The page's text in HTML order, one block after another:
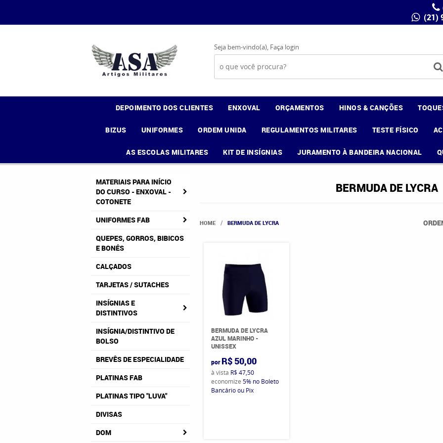
(21)
Seja bem-vindo(a), Faça login
DEPOIMENTO DOS CLIENTES ENXOVAL ORÇAMENTOS HINOS & CANÇÕES
BIZUS UNIFORMES ORDEM UNIDA REGULAMENTOS MILITARES TESTE FÍSICO
AS ESCOLAS MILITARES KIT DE INSÍGNIAS JURAMENTO À BANDEIRA NACIONAL
MATERIAIS PARA INÍCIO
DO CURSO - ENXOVAL -
COTONETE
UNIFORMES FAB
QUEPES, GORROS, BIBICOS
E BONÉS
CALÇADOS
TARJETAS / SUTACHES
INSÍGNIAS E
DISTINTIVOS
INSÍGNIA/DISTINTIVO DE
BOLSO
BREVÊS DE ESPECIALIDADE
PLATINAS FAB
PLATINAS TIPO "LUVA"
DIVISAS
DOM
BERMUDA DE LYCRA
HOME BERMUDA DE LYCRA
BERMUDA DE LYCRA
AZUL MARINHO -
UNISSEX
por R$ 50,00
à vista R$ 47,50
economize 5% no Boleto
Bancário ou Pix